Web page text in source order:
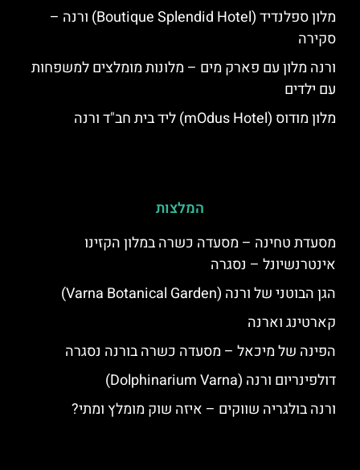
מלון ספלנדיד (Boutique Splendid Hotel) ורנה –
סקירה
ורנה מלון עם פארק מים – מלונות מומלצים למשפחות
עם ילדים
מלון מודוס (mOdus Hotel) ליד בית חב"ד ורנה
המלצות
מסעדת טחינה – מסעדה כשרה במלון הקזינו
אינטרנשיונל – נסגרה
הגן הבוטני של ורנה (Varna Botanical Garden)
קארטינג וארנה
הפינה של מיכאל – מסעדה כשרה בורנה נסגרה
דולפינריום ורנה (Dolphinarium Varna)
ורנה בולגריה שווקים – איזה שוק מומלץ ומתי?